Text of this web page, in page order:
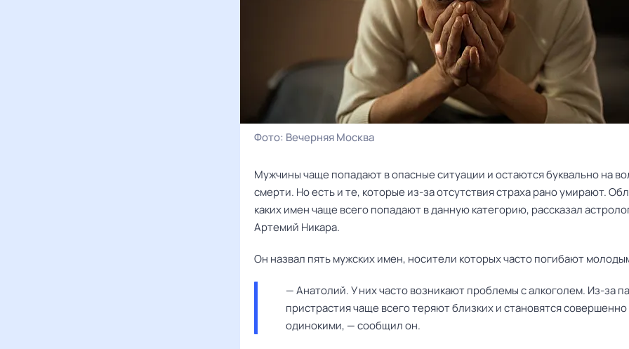
Фото: Вечерняя Москва
Мужчины чаще попадают в опасные ситуации и остаются буквально на
смерти. Но есть и те, которые из-за отсутствия страха рано умирают.
каких имен чаще всего попадают в данную категорию, рассказал
Артемий Никара.
Он назвал пять мужских имен, носители которых часто погибают
— Анатолий. У них часто возникают проблемы с алкоголем. Из-за
пристрастия чаще всего теряют близких и становятся совершенно
одинокими, — сообщил он.